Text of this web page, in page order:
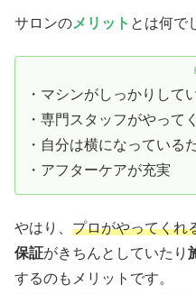
サロンのメリット とは何で
・マシンがしっかりして
・専門スタッフがやって
・自分は横になっている
・アフターケアが充実
やはり、 プロがやってくれ
保証がきちんとしていたり
するのもメリットです。